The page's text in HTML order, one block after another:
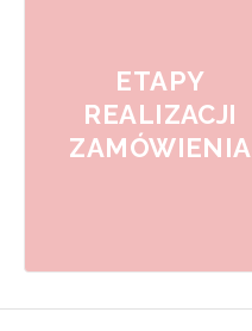
ETAPY
REALIZACJI
ZAMÓWIENIA